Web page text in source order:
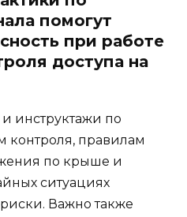
помогут
при работе
доступа на
инструктажи по
контроля, правилам
по крыше и
ситуациях
Важно также